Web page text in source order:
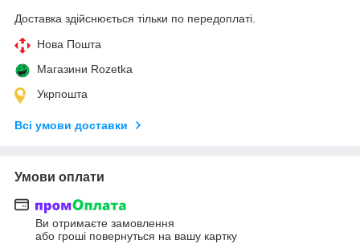
Доставка здійснюється тільки по передоплаті.
Нова Пошта
Магазини Rozetka
Укрпошта
Всі умови доставки
Умови оплати
Ви отримаєте замовлення
або гроші повернуться на вашу картку